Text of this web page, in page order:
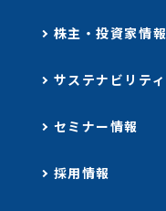
株主・投資家情報
サステナビリティ
セミナー情報
採用情報